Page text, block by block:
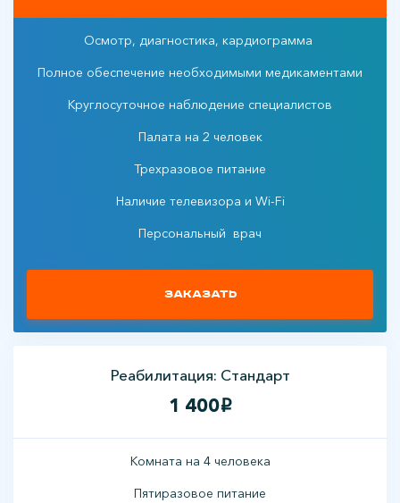
Осмотр, диагностика, кардиограмма
Полное обеспечение необходимыми медикаментами
Круглосуточное наблюдение специалистов
Палата на 2 человек
Трехразовое питание
Наличие телевизора и Wi-Fi
Персональный врач
Заказать
Реабилитация: Стандарт
1 400i
Комната на 4 человека
Пятиразовое питание